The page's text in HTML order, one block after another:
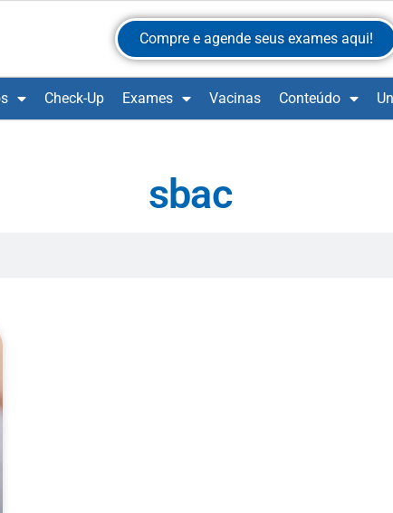
Compre e agende seus exames aqui!
Check-Up Exames Vacinas Conteúdo
sbac